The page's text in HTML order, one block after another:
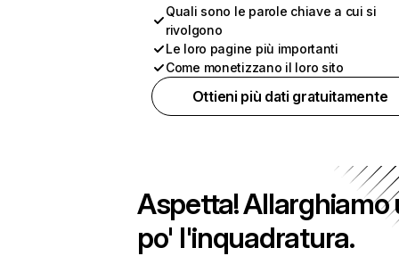
Quali sono le parole chiave a cui si
rivolgono
Le loro pagine più importanti
Come monetizzano il loro sito
Ottieni più dati gratuitamente
Aspetta! Allarghiamo
po' l'inquadratura.